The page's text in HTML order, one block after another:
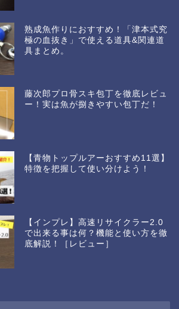
熟成魚作りにおすすめ！「津本式究
極の血抜き」で使える道具&関連道
具まとめ。
藤次郎プロ骨スキ包丁を徹底レビュ
ー！実は魚が捌きやすい包丁だ！
【青物トップルアーおすすめ11選】
特徴を把握して使い分けよう！
【インプレ】高速リサイクラー2.0
で出来る事は何？機能と使い方を徹
底解説！［レビュー］